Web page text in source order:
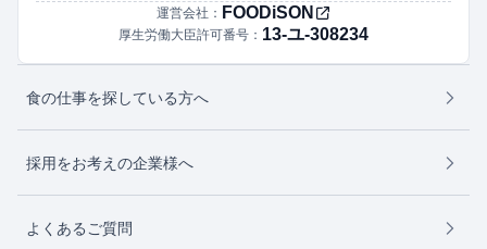
運営会社： FOODiSON
厚生労働大臣許可番号： 13-ユ-308234
食の仕事を探している方へ
採用をお考えの企業様へ
よくあるご質問